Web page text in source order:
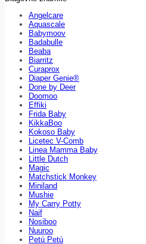
Angelcare
Aquascale
Babymoov
Badabulle
Beaba
Biarritz
Curaprox
Diaper Genie®
Done by Deer
Doomoo
Effiki
Frida Baby
KikkaBoo
Kokoso Baby
Licetec V-Comb
Linea Mamma Baby
Little Dutch
Magic
Matchstick Monkey
Miniland
Mushie
My Carry Potty
Naif
Nosiboo
Nuuroo
Petú Petú